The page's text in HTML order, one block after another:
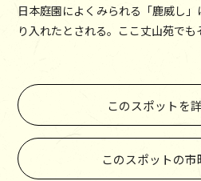
日本庭園によくみられる「鹿威し
り入れたとされる。ここ丈山苑でも
このスポットを
このスポットの市